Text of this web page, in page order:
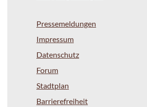
Pressemeldungen
Impressum
Datenschutz
Forum
Stadtplan
Barrierefreiheit